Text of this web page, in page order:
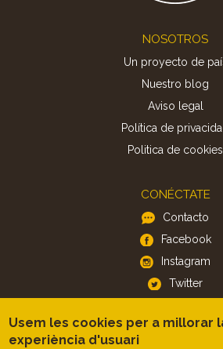
NOSOTROS
Un proyecto de
Nuestro blog
Aviso legal
Política de
Politica de cookies
CONÉCTATE
Contacto
Facebook
Instagram
Twitter
APP
Usem les cookies per a millorar
experiència d'usuari